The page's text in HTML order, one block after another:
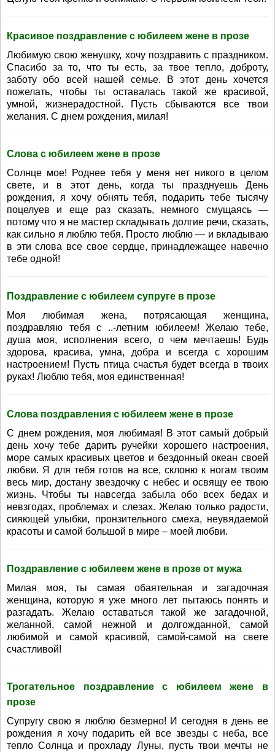
Красивое поздравление с юбилеем жене в прозе
Любимую свою женушку, хочу поздравить с праздником.
Спасибо за то, что ты есть, за твое тепло, доброту,
заботу обо всей нашей семье. В этот день хочется
пожелать, чтобы ты оставалась такой же красивой,
умной, жизнерадостной. Пусть сбываются все твои
желания. С днем рождения, милая!
Слова с юбилеем жене в прозе
Солнце мое! Роднее тебя у меня нет никого в целом
свете, и в этот день, когда ты празднуешь День
рождения, я хочу обнять тебя, подарить тебе тысячу
поцелуев и еще раз сказать, немного смущаясь —
потому что я не мастер складывать долгие речи, сказать,
как сильно я люблю тебя. Просто люблю — и вкладываю
в эти слова все свое сердце, принадлежащее навечно
тебе одной!
Поздравление с юбилеем супруге в прозе
Моя любимая жена, потрясающая женщина,
поздравляю тебя с ..-летним юбилеем! Желаю тебе,
душа моя, исполнения всего, о чем мечтаешь! Будь
здорова, красива, умна, добра и всегда с хорошим
настроением! Пусть птица счастья будет всегда в твоих
руках! Люблю тебя, моя единственная!
Слова поздравления с юбилеем жене в прозе
С днем рождения, моя любимая! В этот самый добрый
день хочу тебе дарить ручейки хорошего настроения,
море самых красивых цветов и бездонный океан своей
любви. Я для тебя готов на все, склоню к ногам твоим
весь мир, достану звездочку с небес и освящу ее твою
жизнь. Чтобы ты навсегда забыла обо всех бедах и
невзгодах, проблемах и слезах. Желаю только радости,
сияющей улыбки, пронзительного смеха, неувядаемой
красоты и самой большой в мире – моей любви.
Поздравление с юбилеем жене в прозе от мужа
Милая моя, ты самая обаятельная и загадочная
женщина, которую я уже много лет пытаюсь понять и
разгадать. Желаю оставаться такой же загадочной,
желанной, самой нежной и долгожданной, самой
любимой и самой красивой, самой-самой на свете
счастливой!
Трогательное поздравление с юбилеем жене в
прозе
Супругу свою я люблю безмерно! И сегодня в день ее
рождения я хочу подарить ей все звезды с неба, все
тепло Солнца и прохладу Луны, пусть твои мечты не